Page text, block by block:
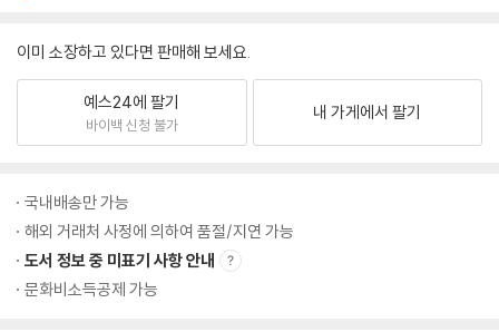
이미 소장하고 있다면 판매해 보세요.
예스24에 팔기
바이백 신청 불가
내 가게에서 팔기
국내배송만 가능
해외 거래처 사정에 의하여 품절/지연 가능
도서 정보 중 미표기 사항 안내
문화비소득공제 가능